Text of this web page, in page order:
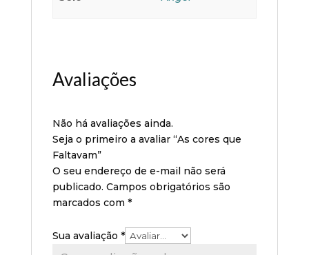
Avaliações
Não há avaliações ainda.
Seja o primeiro a avaliar “As cores que
Faltavam”
O seu endereço de e-mail não será
publicado. Campos obrigatórios são
marcados com *
Sua avaliação *